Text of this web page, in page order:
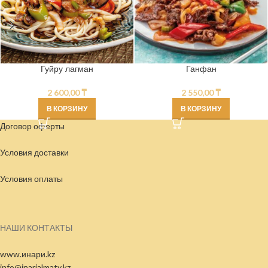
Гуйру лагман
2 600,00₸
В КОРЗИНУ
Ганфан
2 550,00₸
В КОРЗИНУ
Договор оферты
Условия доставки
Условия оплаты
НАШИ КОНТАКТЫ
www.инари.kz